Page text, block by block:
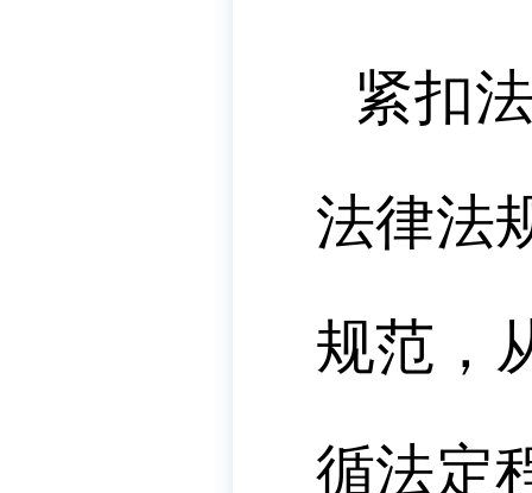
紧扣
法律法
规范，
循法定